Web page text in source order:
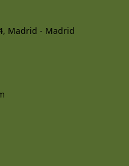
Madrid - Madrid